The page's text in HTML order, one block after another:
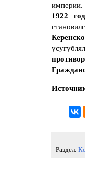
империи.
1922
Раздел: